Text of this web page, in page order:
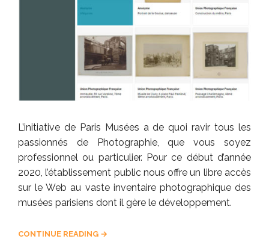
L’initiative de Paris Musées a de quoi ravir tous les
passionnés de Photographie, que vous soyez
professionnel ou particulier. Pour ce début d’année
2020, l’établissement public nous offre un libre accès
sur le Web au vaste inventaire photographique des
musées parisiens dont il gère le développement.
CONTINUE READING →